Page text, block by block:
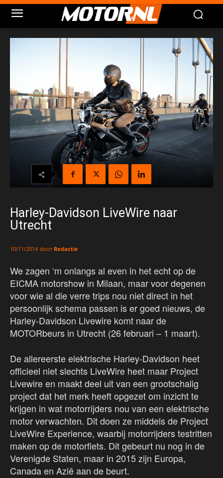
Harley-Davidson LiveWire naar
Utrecht
10/11/2014 door Redactie
We zagen ‘m onlangs al even in het echt op de
EICMA motorshow in Milaan, maar voor degenen
voor wie al die verre trips nou niet direct in het
persoonlijk schema passen is er goed nieuws, de
Harley-Davidson Livewire komt naar de
MOTORbeurs in Utrecht (26 februari – 1 maart).
De allereerste elektrische Harley-Davidson heet
officieel niet slechts LiveWire heet maar Project
Livewire en maakt deel uit van een grootschalig
project dat het merk heeft opgezet om inzicht te
krijgen in wat motorrijders nou van een elektrische
motor verwachten. Dit doen ze middels de Project
LiveWire Experience, waarbij motorrijders testritten
maken op de motorfiets. Dit gebeurt nu nog in de
Verenigde Staten, maar in 2015 zijn Europa,
Canada en Azië aan de beurt.